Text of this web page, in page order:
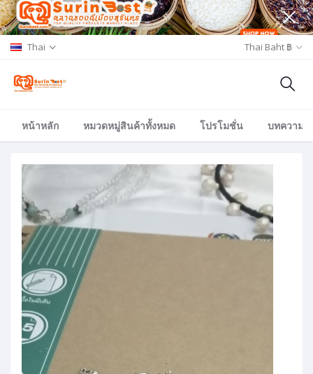
Thai Thai Baht ฿
หน้าหลัก หมวดหมู่สินค้าทั้งหมด โปรโมชั่น บทความ/